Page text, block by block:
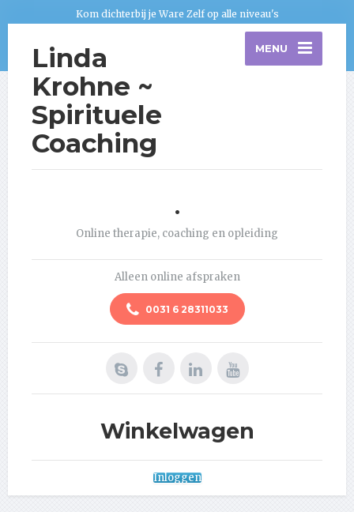
Kom dichterbij je Ware Zelf op alle niveau's
Linda
Krohne ~
Spirituele
Coaching
MENU
.
Online therapie, coaching en opleiding
Alleen online afspraken
0031 6 28311033
Winkelwagen
Inloggen